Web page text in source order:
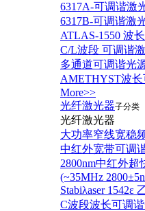
6317A-可调谐激
6317B-可调谐激
ATLAS-1550 波
C/L波段 可调谐
多通道可调谐光
AMETHYST波
More>>
光纤激光器子分类
光纤激光器
大功率窄线宽稳
中红外宽带可调
2800nm中红外
(~35MHz
Stabiλaser 1542ε
C波段波长可调谐